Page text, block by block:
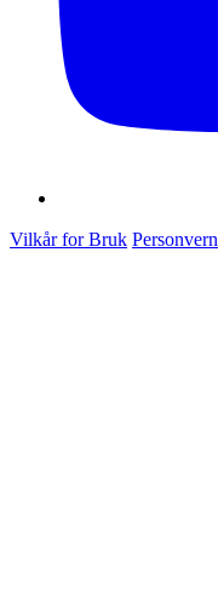
Vilkår for Bruk Personvern